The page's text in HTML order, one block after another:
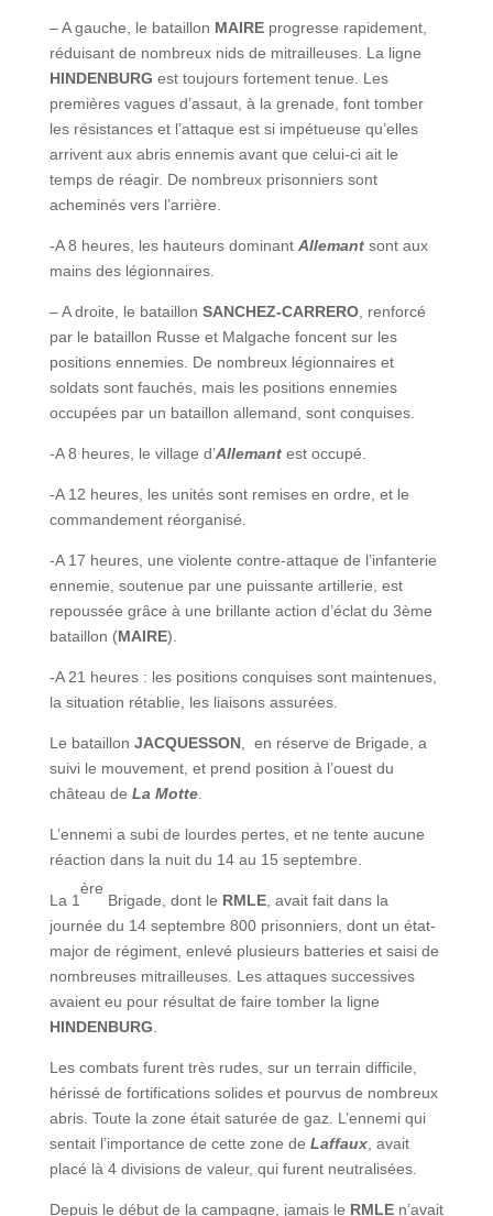
– A gauche, le bataillon MAIRE progresse rapidement,
réduisant de nombreux nids de mitrailleuses. La ligne
HINDENBURG est toujours fortement tenue. Les
premières vagues d’assaut, à la grenade, font tomber
les résistances et l’attaque est si impétueuse qu’elles
arrivent aux abris ennemis avant que celui-ci ait le
temps de réagir. De nombreux prisonniers sont
acheminés vers l’arrière.
-A 8 heures, les hauteurs dominant Allemantsont aux
mains des légionnaires.
– A droite, le bataillon SANCHEZ-CARRERO, renforcé
par le bataillon Russe et Malgache foncent sur les
positions ennemies. De nombreux légionnaires et
soldats sont fauchés, mais les positions ennemies
occupées par un bataillon allemand, sont conquises.
-A 8 heures, le village d’Allemantest occupé.
-A 12 heures, les unités sont remises en ordre, et le
commandement réorganisé.
-A 17 heures, une violente contre-attaque de l’infanterie
ennemie, soutenue par une puissante artillerie, est
repoussée grâce à une brillante action d’éclat du 3ème
bataillon (MAIRE).
-A 21 heures : les positions conquises sont maintenues,
la situation rétablie, les liaisons assurées.
Le bataillon JACQUESSON, en réserve de Brigade, a
suivi le mouvement, et prend position à l’ouest du
château de La Motte.
L’ennemi a subi de lourdes pertes, et ne tente aucune
réaction dans la nuit du 14 au 15 septembre.
La 1
ère
Brigade, dont le RMLE, avait fait dans la
journée du 14 septembre 800 prisonniers, dont un état-
major de régiment, enlevé plusieurs batteries et saisi de
nombreuses mitrailleuses. Les attaques successives
avaient eu pour résultat de faire tomber la ligne
HINDENBURG.
Les combats furent très rudes, sur un terrain difficile,
hérissé de fortifications solides et pourvus de nombreux
abris. Toute la zone était saturée de gaz. L’ennemi qui
sentait l’importance de cette zone de Laffaux, avait
placé là 4 divisions de valeur, qui furent neutralisées.
Depuis le début de la campagne, jamais le RMLEn’avait